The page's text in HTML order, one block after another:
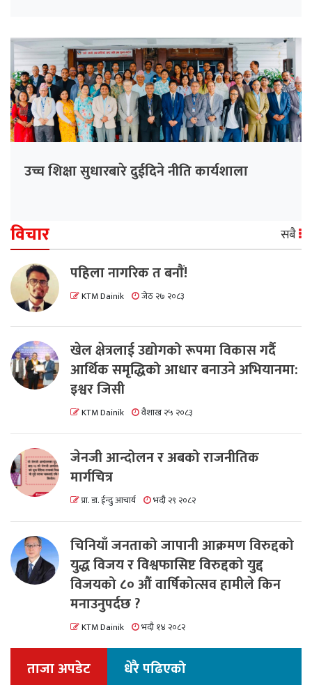
उच्च शिक्षा सुधारबारे दुईदिने नीति कार्यशाला
विचार सबै
पहिला नागरिक त बनाैं!
KTM Dainik जेठ २७ २०८३
खेल क्षेत्रलाई उद्योगको रूपमा विकास गर्दै
आर्थिक समृद्धिको आधार बनाउने अभियानमा:
इश्वर जिसी
KTM Dainik वैशाख २५ २०८३
जेनजी आन्दोलन र अबको राजनीतिक
मार्गचित्र
प्रा. डा. ईन्दु आचार्य भदौ २९ २०८२
चिनियाँ जनताको जापानी आक्रमण विरुद्दको
युद्ध विजय र विश्वफासिष्ट विरुद्दको युद्द
विजयको ८० औं वार्षिकोत्सव हामीले किन
मनाउनुपर्दछ ?
KTM Dainik भदौ १४ २०८२
ताजा अपडेट धेरै पढिएको